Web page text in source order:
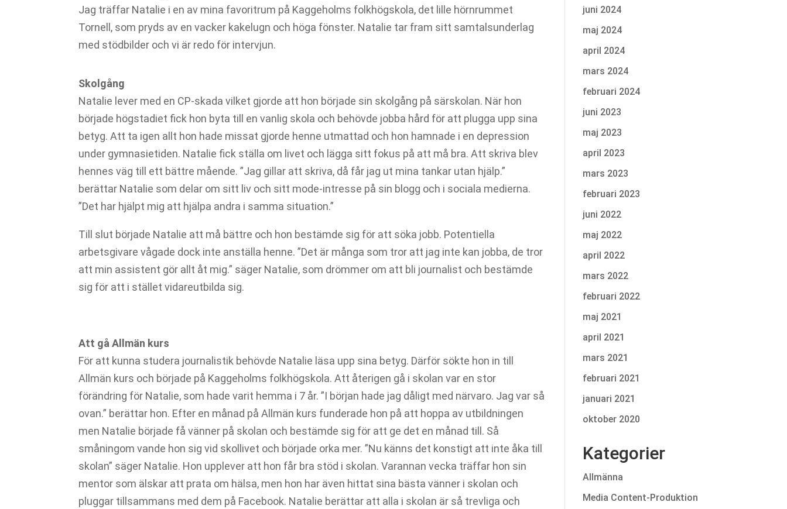
Jag träffar Natalie i en av mina favoritrum på Kaggeholms folkhögskola, det lille hörnrummet
Tornell, som pryds av en vacker kakelugn och höga fönster. Natalie tar fram sitt samtalsunderlag
med stödbilder och vi är redo för intervjun.
Skolgång
Natalie lever med en CP-skada vilket gjorde att hon började sin skolgång på särskolan. När hon
började högstadiet fick hon byta till en vanlig skola och behövde jobba hård för att plugga upp sina
betyg. Att ta igen allt hon hade missat gjorde henne utmattad och hon hamnade i en depression
under gymnasietiden. Natalie fick ställa om livet och lägga sitt fokus på att må bra. Att skriva blev
hennes väg till ett bättre mående. ”Jag gillar att skriva, då får jag ut mina tankar utan hjälp.”
berättar Natalie som delar om sitt liv och sitt mode-intresse på sin blogg och i sociala medierna.
”Det har hjälpt mig att hjälpa andra i samma situation.”
Till slut började Natalie att må bättre och hon bestämde sig för att söka jobb. Potentiella
arbetsgivare vågade dock inte anställa henne. ”Det är många som tror att jag inte kan jobba, de tror
att min assistent gör allt åt mig.” säger Natalie, som drömmer om att bli journalist och bestämde
sig för att i stället vidareutbilda sig.
Att gå Allmän kurs
För att kunna studera journalistik behövde Natalie läsa upp sina betyg. Därför sökte hon in till
Allmän kurs och började på Kaggeholms folkhögskola. Att återigen gå i skolan var en stor
förändring för Natalie, som hade varit hemma i 7 år. ”I början hade jag dåligt med närvaro. Jag var så
ovan.” berättar hon. Efter en månad på Allmän kurs funderade hon på att hoppa av utbildningen
men Natalie började få vänner på skolan och bestämde sig för att ge det en månad till. Så
småningom vande hon sig vid skollivet och började orka mer. ”Nu känns det konstigt att inte åka till
skolan” säger Natalie. Hon upplever att hon får bra stöd i skolan. Varannan vecka träffar hon sin
mentor som älskar att prata om hälsa, men hon har även hittat sina bästa vänner i skolan och
pluggar tillsammans med dem på Facebook. Natalie berättar att alla i skolan är så trevliga och
juni 2024
maj 2024
april 2024
mars 2024
februari 2024
juni 2023
maj 2023
april 2023
mars 2023
februari 2023
juni 2022
maj 2022
april 2022
mars 2022
februari 2022
maj 2021
april 2021
mars 2021
februari 2021
januari 2021
oktober 2020
Kategorier
Allmänna
Media Content-Produktion